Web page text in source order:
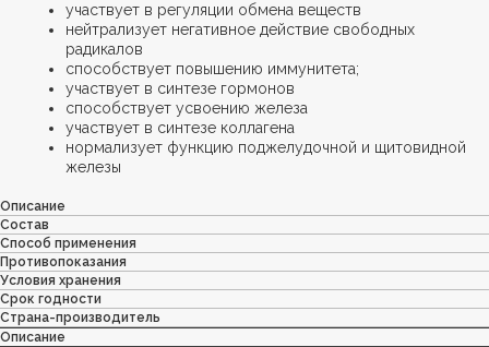
участвует в регуляции обмена веществ
нейтрализует негативное действие свободных
радикалов
способствует повышению иммунитета;
участвует в синтезе гормонов
способствует усвоению железа
участвует в синтезе коллагена
нормализует функцию поджелудочной и щитовидной
железы
Описание
Состав
Способ применения
Противопоказания
Условия хранения
Срок годности
Страна-производитель
Описание